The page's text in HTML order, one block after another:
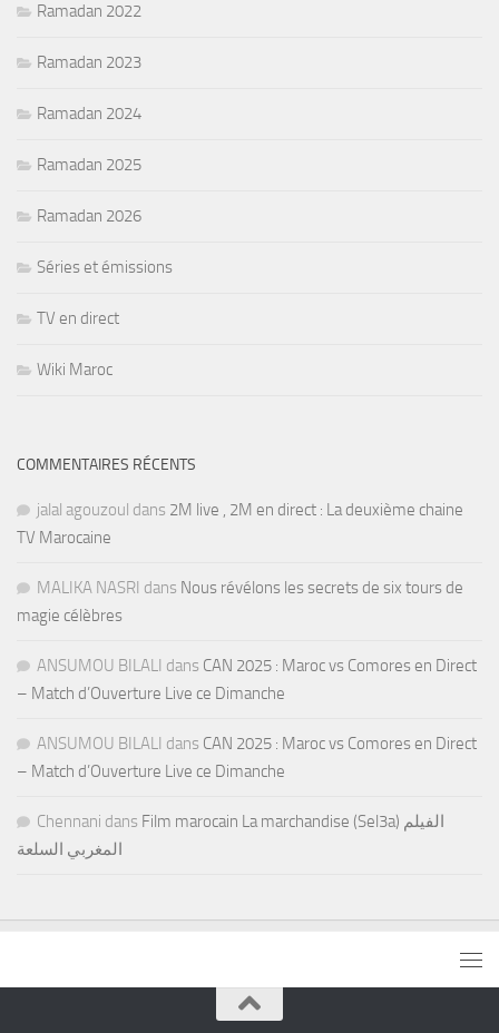
Ramadan 2022
Ramadan 2023
Ramadan 2024
Ramadan 2025
Ramadan 2026
Séries et émissions
TV en direct
Wiki Maroc
COMMENTAIRES RÉCENTS
jalal agouzoul dans 2M live , 2M en direct : La deuxième chaine
TV Marocaine
MALIKA NASRI dans Nous révélons les secrets de six tours de
magie célèbres
ANSUMOU BILALI dans CAN 2025 : Maroc vs Comores en Direct
– Match d’Ouverture Live ce Dimanche
ANSUMOU BILALI dans CAN 2025 : Maroc vs Comores en Direct
– Match d’Ouverture Live ce Dimanche
Chennani dans Film marocain La marchandise (Sel3a) الفيلم
المغربي السلعة